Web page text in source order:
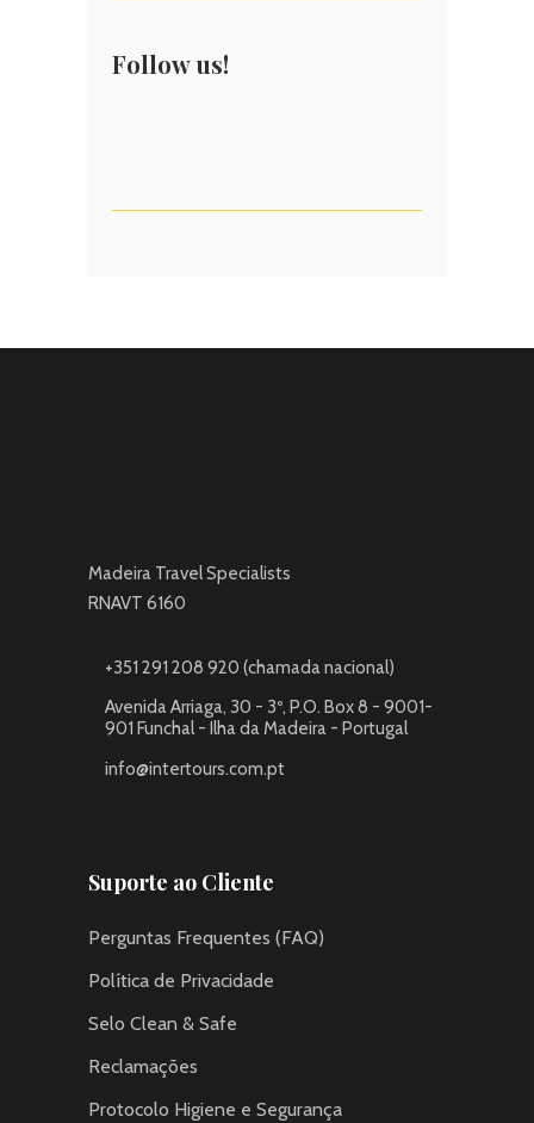
Follow us!
Madeira Travel Specialists
RNAVT 6160
+351 291 208 920 (chamada nacional)
Avenida Arriaga, 30 - 3º, P.O. Box 8 - 9001-
901 Funchal - Ilha da Madeira - Portugal
info@intertours.com.pt
Suporte ao Cliente
Perguntas Frequentes (FAQ)
Política de Privacidade
Selo Clean & Safe
Reclamações
Protocolo Higiene e Segurança